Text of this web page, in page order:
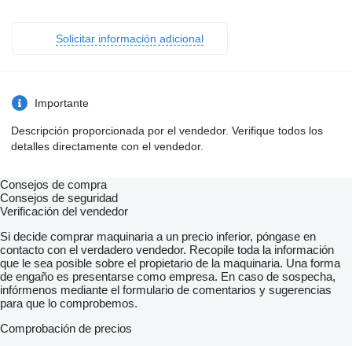
Solicitar información adicional
Importante
Descripción proporcionada por el vendedor. Verifique todos los
detalles directamente con el vendedor.
Consejos de compra
Consejos de seguridad
Verificación del vendedor
Si decide comprar maquinaria a un precio inferior, póngase en
contacto con el verdadero vendedor. Recopile toda la información
que le sea posible sobre el propietario de la maquinaria. Una forma
de engaño es presentarse como empresa. En caso de sospecha,
infórmenos mediante el formulario de comentarios y sugerencias
para que lo comprobemos.
Comprobación de precios